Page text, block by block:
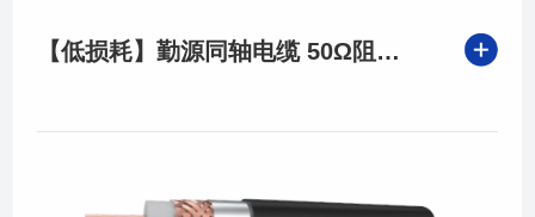
【低损耗】勤源同轴电缆 50Ω阻抗 基站/通信机房专用